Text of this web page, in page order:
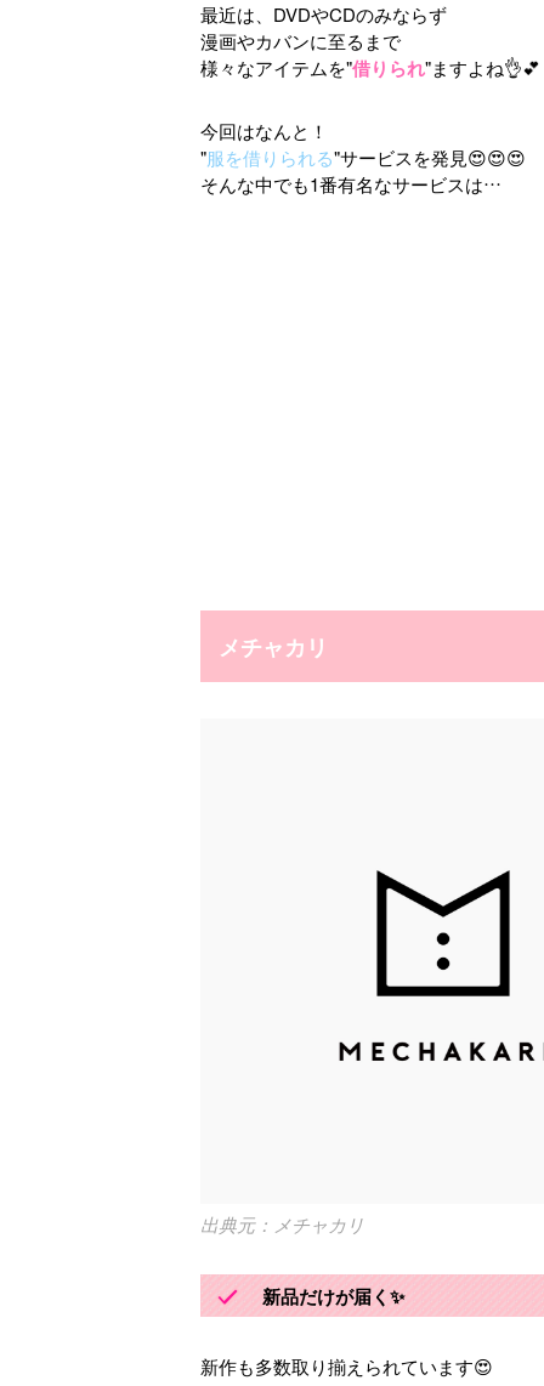
最近は、DVDやCDのみならず
漫画やカバンに至るまで
様々なアイテムを"借りられ"ますよね👌💕
今回はなんと！
"服を借りられる"サービスを発見😍😍😍
そんな中でも1番有名なサービスは…
メチャカリ
メチャカリ
新品だけが届く✨
新作も多数取り揃えられています😍